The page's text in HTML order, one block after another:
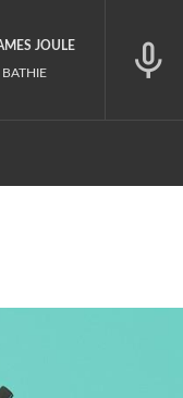
JOULE